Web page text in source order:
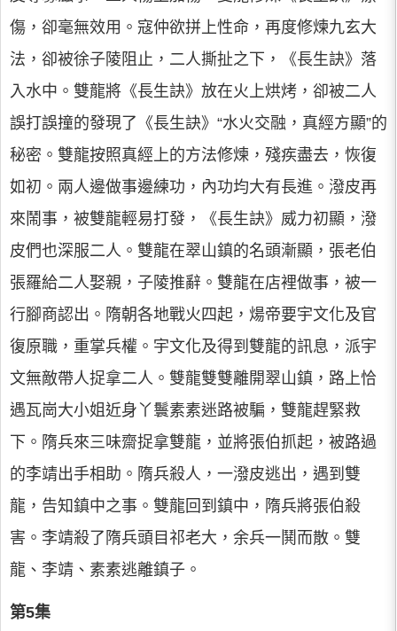
傷，卻毫無效用。寇仲欲拼上性命，再度修煉九玄大
法，卻被徐子陵阻止，二人撕扯之下，《長生訣》落
入水中。雙龍將《長生訣》放在火上烘烤，卻被二人
誤打誤撞的發現了《長生訣》“水火交融，真經方顯”的
秘密。雙龍按照真經上的方法修煉，殘疾盡去，恢復
如初。兩人邊做事邊練功，內功均大有長進。潑皮再
來鬧事，被雙龍輕易打發，《長生訣》威力初顯，潑
皮們也深服二人。雙龍在翠山鎮的名頭漸顯，張老伯
張羅給二人娶親，子陵推辭。雙龍在店裡做事，被一
行腳商認出。隋朝各地戰火四起，煬帝要宇文化及官
復原職，重掌兵權。宇文化及得到雙龍的訊息，派宇
文無敵帶人捉拿二人。雙龍雙雙離開翠山鎮，路上恰
遇瓦崗大小姐近身丫鬟素素迷路被騙，雙龍趕緊救
下。隋兵來三味齋捉拿雙龍，並將張伯抓起，被路過
的李靖出手相助。隋兵殺人，一潑皮逃出，遇到雙
龍，告知鎮中之事。雙龍回到鎮中，隋兵將張伯殺
害。李靖殺了隋兵頭目祁老大，余兵一鬨而散。雙
龍、李靖、素素逃離鎮子。
第5集